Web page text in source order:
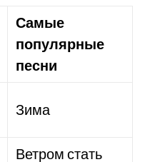
Самые
популярные
песни
Зима
Ветром стать